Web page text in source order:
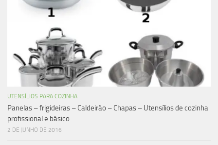
UTENSÍLIOS PARA COZINHA
Panelas – frigideiras – Caldeirão – Chapas – Utensílios de cozinha
profissional e básico
2 DE JUNHO DE 2016